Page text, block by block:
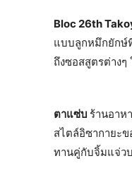
Bloc 26th
แบบลูกหมึกยักษ์
ถึงซอสสูตรต่างๆ
ตาแซ่บ ร้านอาห
สไตล์อิซากายะ
ทานคู่กับจิ้มแจ่ว